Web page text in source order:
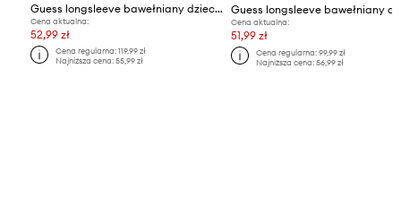
Guess longsleeve bawełniany dziecięcy
Cena aktualna:
52,99 zł
Cena regularna:119,99 zł
Najniższa cena:55,99 zł
Cena aktualna:
51,99 zł
Cena regularna: 99,99 zł
Najniższa cena: 56,99 zł